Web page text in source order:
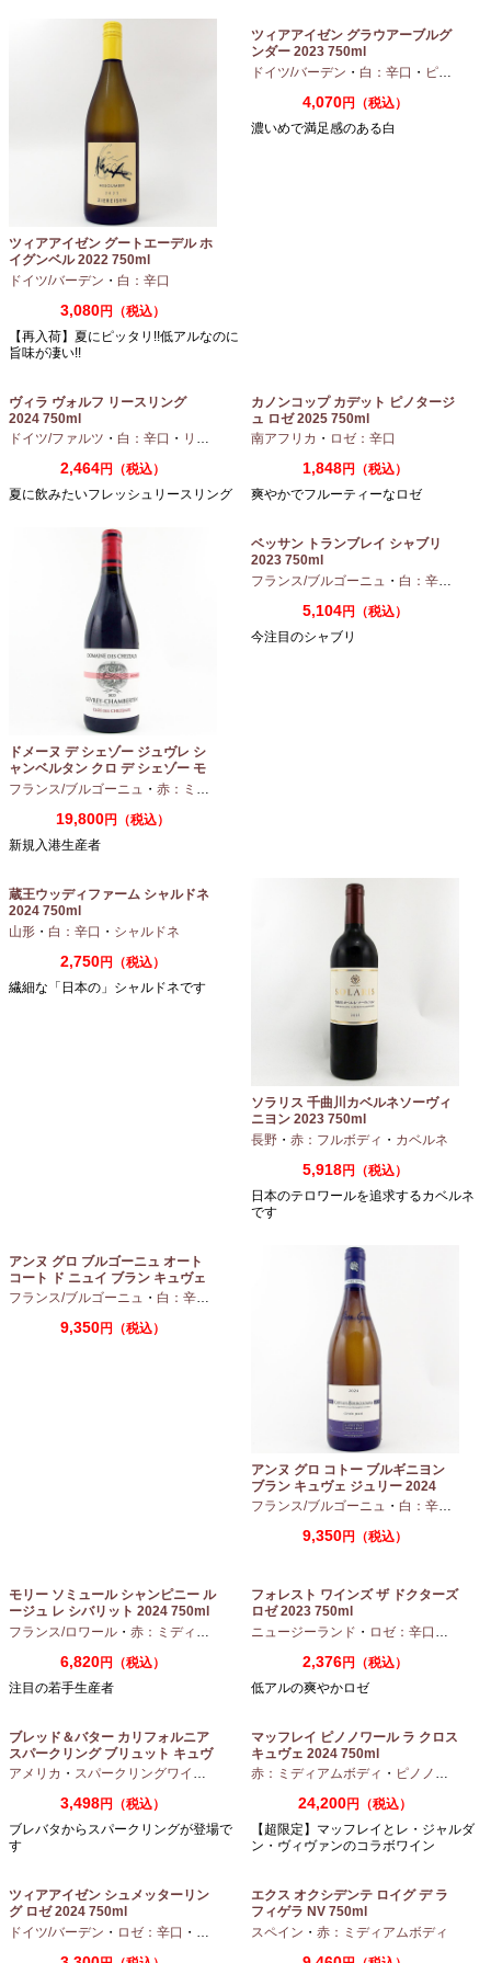
ツィアアイゼン グートエーデル ホ
イグンベル 2022 750ml
ドイツ/バーデン ・ 白：辛口
3,080円（税込）
【再入荷】夏にピッタリ!!低アルなのに
旨味が凄い!!
ツィアアイゼン グラウアーブルグ
ンダー 2023 750ml
ドイツ/バーデン ・ 白：辛口 ・ ピノグリ
4,070円（税込）
濃いめで満足感のある白
ヴィラ ヴォルフ リースリング
2024 750ml
ドイツ/ファルツ ・ 白：辛口 ・ リースリング
2,464円（税込）
夏に飲みたいフレッシュリースリング
カノンコップ カデット ピノタージ
ュ ロゼ 2025 750ml
南アフリカ ・ ロゼ：辛口
1,848円（税込）
爽やかでフルーティーなロゼ
ドメーヌ デ シェゾー ジュヴレ シ
ャンベルタン クロ デ シェゾー モ
ノポール 2023 750ml
フランス/ブルゴーニュ ・ 赤：ミディアムボディ
19,800円（税込）
新規入港生産者
ベッサン トランブレイ シャブリ
2023 750ml
フランス/ブルゴーニュ ・ 白：辛口
5,104円（税込）
今注目のシャブリ
ソラリス 千曲川カベルネソーヴィ
ニヨン 2023 750ml
長野 ・ 赤：フルボディ ・ カベルネ
5,918円（税込）
日本のテロワールを追求するカベルネ
です
アンヌ グロ ブルゴーニュ オート
コート ド ニュイ ブラン キュヴェ
マリーヌ 2024 750ml
フランス/ブルゴーニュ ・ 白：辛口
9,350円（税込）
アンヌ グロ コトー ブルギニヨン
ブラン キュヴェ ジュリー 2024
フランス/ブルゴーニュ ・ 白：辛口
9,350円（税込）
モリー ソミュール シャンピニー ル
ージュ レ シバリット 2024 750ml
フランス/ロワール ・ 赤：ミディアムボディ ・カベルネフラン
6,820円（税込）
注目の若手生産者
フォレスト ワインズ ザ ドクターズ
ロゼ 2023 750ml
ニュージーランド ・ ロゼ：辛口 ・
2,376円（税込）
低アルの爽やかロゼ
ブレッド＆バター カリフォルニア
スパークリング ブリュット キュヴ
ェ NV 750ml
アメリカ ・ スパークリングワイン シャルドネ
3,498円（税込）
ブレバタからスパークリングが登場で
す
マッフレイ ピノノワール ラ クロス
キュヴェ 2024 750ml
赤：ミディアムボディ ・ ピノノワール
24,200円（税込）
【超限定】マッフレイとレ・ジャルダ
ン・ヴィヴァンのコラボワイン
ツィアアイゼン シュメッターリン
グ ロゼ 2024 750ml
ドイツ/バーデン ・ ロゼ：辛口 ・ ピノノワール
エクス オクシデンテ ロイグ デ ラ
フィゲラ NV 750ml
（2022/2023）
スペイン ・ 赤：ミディアムボディ